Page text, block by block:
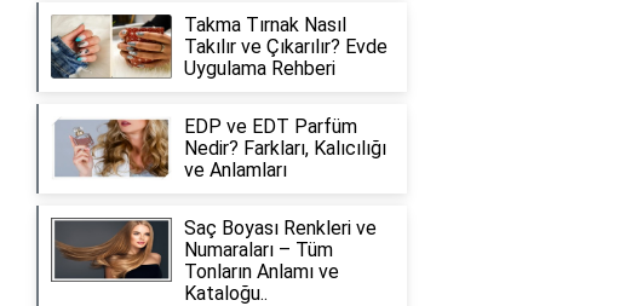
Takma Tırnak Nasıl
Takılır ve Çıkarılır? Evde
Uygulama Rehberi
EDP ve EDT Parfüm
Nedir? Farkları, Kalıcılığı
ve Anlamları
Saç Boyası Renkleri ve
Numaraları – Tüm
Tonların Anlamı ve
Kataloğu..